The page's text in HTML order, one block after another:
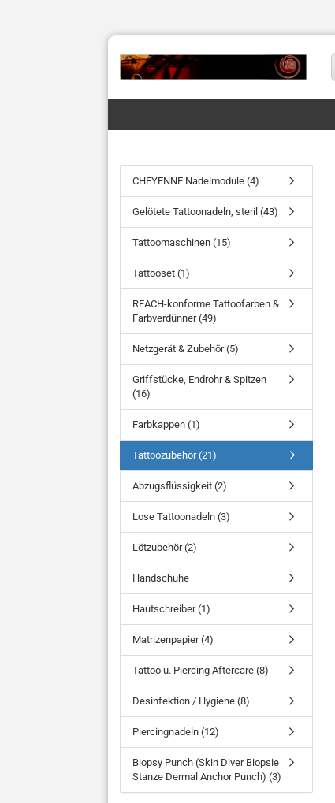
CHEYENNE Nadelmodule (4)
Gelötete Tattoonadeln, steril (43)
Tattoomaschinen (15)
Tattooset (1)
REACH-konforme Tattoofarben &
Farbverdünner (49)
Netzgerät & Zubehör (5)
Griffstücke, Endrohr & Spitzen
(16)
Farbkappen (1)
Tattoozubehör (21)
Abzugsflüssigkeit (2)
Lose Tattoonadeln (3)
Lötzubehör (2)
Handschuhe
Hautschreiber (1)
Matrizenpapier (4)
Tattoo u. Piercing Aftercare (8)
Desinfektion / Hygiene (8)
Piercingnadeln (12)
Biopsy Punch (Skin Diver Biopsie
Stanze Dermal Anchor Punch) (3)